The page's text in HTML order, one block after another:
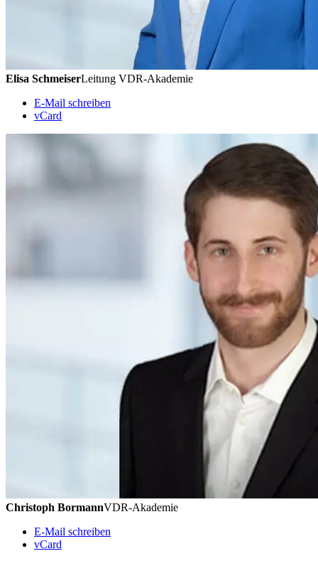
Elisa SchmeiserLeitung VDR-Akademie
E-Mail schreiben
vCard
Christoph BormannVDR-Akademie
E-Mail schreiben
vCard